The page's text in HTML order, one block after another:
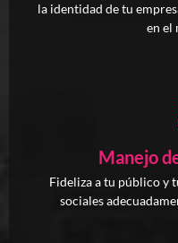
la identidad de tu
en el
Manejo
Fideliza a tu público y
sociales